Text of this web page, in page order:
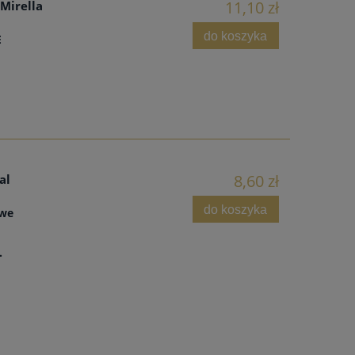
11,10 zł
do koszyka
8,60 zł
do koszyka